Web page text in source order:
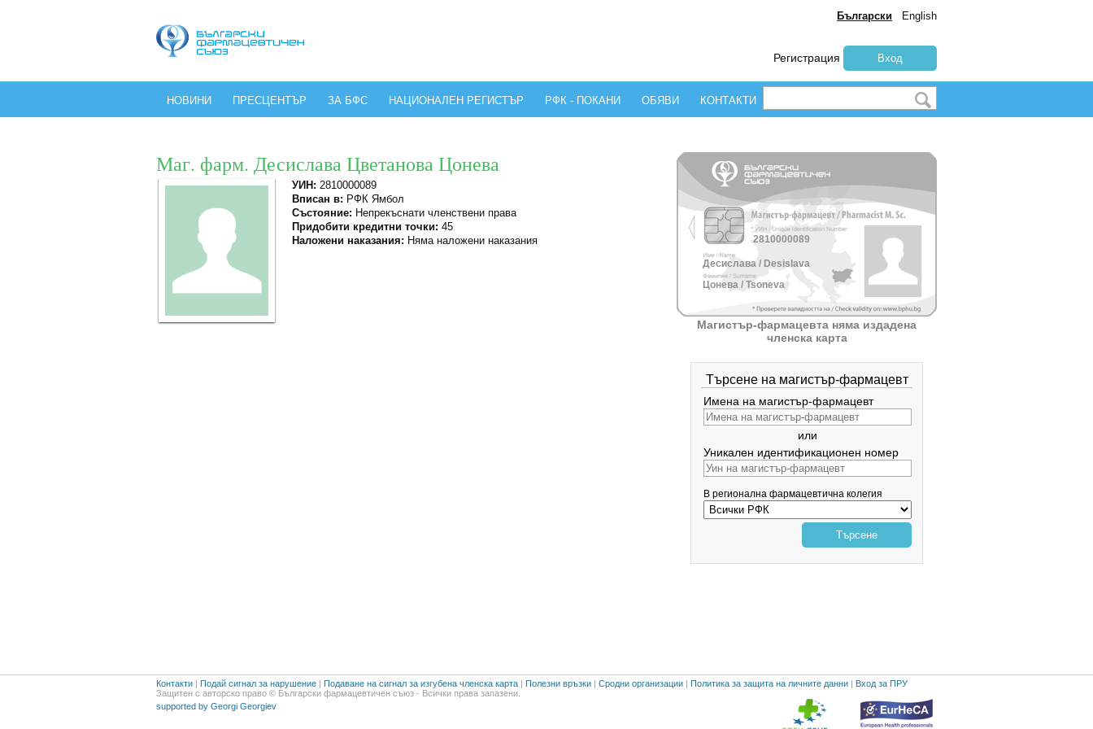
Български English
Регистрация Вход
НОВИНИ ПРЕСЦЕНТЪР ЗА БФС НАЦИОНАЛЕН РЕГИСТЪР РФК - ПОКАНИ ОБЯВИ КОНТАКТИ
Маг. фарм. Десислава Цветанова Цонева
УИН: 2810000089
Вписан в: РФК Ямбол
Състояние: Непрекъснати членствени права
Придобити кредитни точки: 45
Наложени наказания: Няма наложени наказания 2810000089
Десислава / Desislava
Цонева / Tsoneva
Магистър-фармацевта няма издадена
членска карта
Търсене на магистър-фармацевт
Имена на магистър-фармацевт
или
Уникален идентификационен номер
В регионална фармацевтична колегия
Търсене
Контакти | Подай сигнал за нарушение | Подаване на сигнал за изгубена членска карта | Полезни връзки | Сродни организации | Политика за защита на личните данни | Вход за ПРУ
Защитен с авторско право © Български фармацевтичен съюз - Всички права запазени.
supported by Georgi Georgiev